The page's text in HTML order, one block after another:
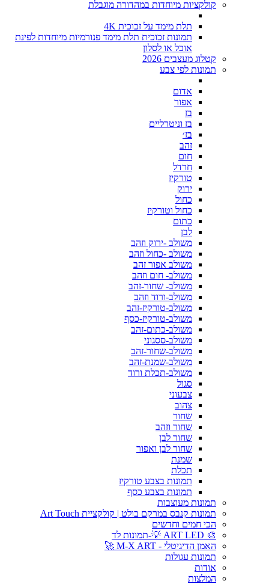
קולקציות מיוחדות במהדורה מוגבלת
תלת מימד על זכוכית 4K
תמונות זכוכית תלת מימד פנורמיות מיוחדות לפינת
אוכל או לסלון
קטלוג מעצבים 2026
תמונות לפי צבע
אדום
אפור
בז
בז וניטרליים
בז׳
זהב
חום
חרדל
טורקיז
ירוק
כחול
כחול וטורקיז
כתום
לבן
משולב -ירוק וזהב
משולב -כחול וזהב
משולב אפור זהב
משולב- חום וזהב
משולב- שחור-זהב
משולב-ורוד וזהב
משולב-טורקיז-זהב
משולב-טורקיז-כסף
משולב-כתום-זהב
משולב-ססגוני
משולב-שחור-זהב
משולב-שמנת-זהב
משולב-תכלת ורוד
סגול
צבעוני
צהוב
שחור
שחור וזהב
שחור לבן
שחור לבן ואפור
שמנת
תכלת
תמונות בצבע טורקיז
תמונות בצבע כסף
תמונות מעוצבות
תמונות קנבס במרקם בולט | קולקציית Art Touch
הכי חמים וחדשים
🎨 ART LED 💡-תמונות לד
האמן הדיגיטלי - M-X ART 🚀
תמונות עגולות
אודות
המלצות